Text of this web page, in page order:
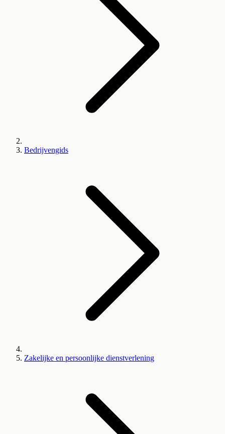
Bedrijvengids
Zakelijke en persoonlijke dienstverlening